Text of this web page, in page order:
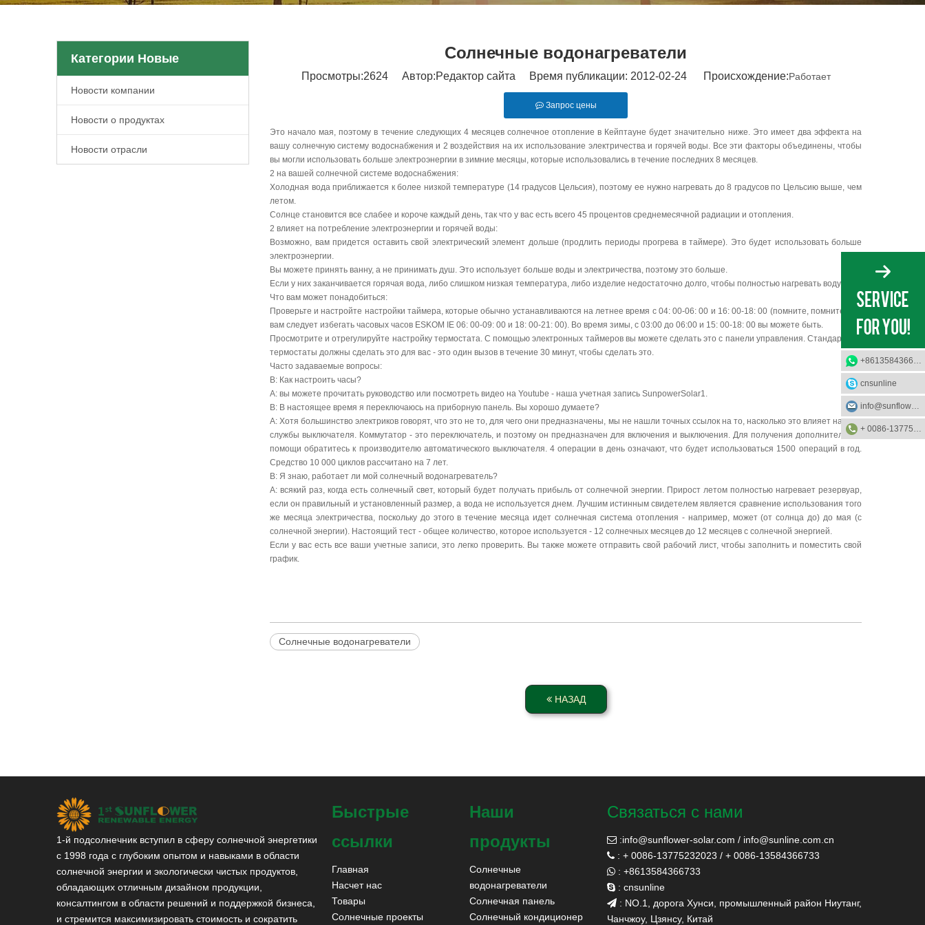
Категории Новые
Новости компании
Новости о продуктах
Новости отрасли
Солнечные водонагреватели
Просмотры:2624Автор:Pедактор сайта Время публикации: 2012-02-24 Происхождение:Работает
Запрос цены
Это начало мая, поэтому в течение следующих 4 месяцев солнечное отопление в Кейптауне будет значительно ниже. Это имеет два эффекта на
вашу солнечную систему водоснабжения и 2 воздействия на их использование электричества и горячей воды. Все эти факторы объединены, чтобы
вы могли использовать больше электроэнергии в зимние месяцы, которые использовались в течение последних 8 месяцев.
2 на вашей солнечной системе водоснабжения:
Холодная вода приближается к более низкой температуре (14 градусов Цельсия), поэтому ее нужно нагревать до 8 градусов по Цельсию выше, чем
летом.
Солнце становится все слабее и короче каждый день, так что у вас есть всего 45 процентов среднемесячной радиации и отопления.
2 влияет на потребление электроэнергии и горячей воды:
Возможно, вам придется оставить свой электрический элемент дольше (продлить периоды прогрева в таймере). Это будет использовать больше
электроэнергии.
Вы можете принять ванну, а не принимать душ. Это использует больше воды и электричества, поэтому это больше.
Если у них заканчивается горячая вода, либо слишком низкая температура, либо изделие недостаточно долго, чтобы полностью нагревать воду.
Что вам может понадобиться:
Проверьте и настройте настройки таймера, которые обычно устанавливаются на летнее время с 04: 00-06: 00 и 16: 00-18: 00 (помните, помните, что
вам следует избегать часовых часов ESKOM IE 06: 00-09: 00 и 18: 00-21: 00). Во время зимы, с 03:00 до 06:00 и 15: 00-18: 00 вы можете быть.
Просмотрите и отрегулируйте настройку термостата. С помощью электронных таймеров вы можете сделать это с панели управления. Стандартные
термостаты должны сделать это для вас - это один вызов в течение 30 минут, чтобы сделать это.
Часто задаваемые вопросы:
В: Как настроить часы?
A: вы можете прочитать руководство или посмотреть видео на Youtube - наша учетная запись SunpowerSolar1.
В: В настоящее время я переключаюсь на приборную панель. Вы хорошо думаете?
A: Хотя большинство электриков говорят, что это не то, для чего они предназначены, мы не нашли точных ссылок на то, насколько это влияет на срок
службы выключателя. Коммутатор - это переключатель, и поэтому он предназначен для включения и выключения. Для получения дополнительной
помощи обратитесь к производителю автоматического выключателя. 4 операции в день означают, что будет использоваться 1500 операций в год.
Средство 10 000 циклов рассчитано на 7 лет.
В: Я знаю, работает ли мой солнечный водонагреватель?
A: всякий раз, когда есть солнечный свет, который будет получать прибыль от солнечной энергии. Прирост летом полностью нагревает резервуар,
если он правильный и установленный размер, а вода не используется днем. Лучшим истинным свидетелем является сравнение использования того
же месяца электричества, поскольку до этого в течение месяца идет солнечная система отопления - например, может (от солнца до) до мая (с
солнечной энергии). Настоящий тест - общее количество, которое используется - 12 солнечных месяцев до 12 месяцев с солнечной энергией.
Если у вас есть все ваши учетные записи, это легко проверить. Вы также можете отправить свой рабочий лист, чтобы заполнить и поместить свой
график.
Солнечные водонагреватели
НАЗАД
1-й подсолнечник вступил в сферу солнечной энергетики
с 1998 года с глубоким опытом и навыками в области
солнечной энергии и экологически чистых продуктов,
обладающих отличным дизайном продукции,
консалтингом в области решений и поддержкой бизнеса,
и стремится максимизировать стоимость и сократить
Быстрые
ссылки
Главная
Насчет нас
Товары
Солнечные проекты
Наши
продукты
Солнечные
водонагреватели
Солнечная панель
Солнечный кондиционер
Связаться с нами
 :info@sunflower-solar.com / info@sunline.com.cn
 : + 0086-13775232023 / + 0086-13584366733
 : +8613584366733
 : cnsunline
 : NO.1, дорога Хунси, промышленный район Ниутанг,
Чанчжоу, Цзянсу, Китай
cnsunline